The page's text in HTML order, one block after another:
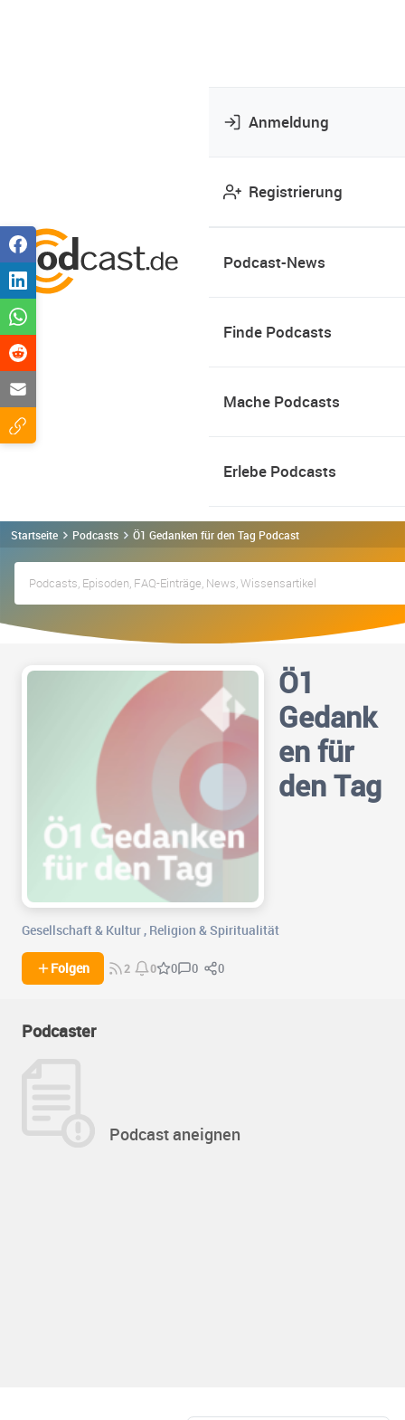
Anmeldung
Registrierung
Podcast-News
Finde Podcasts
Mache Podcasts
Erlebe Podcasts
Startseite Podcasts Ö1 Gedanken für den Tag Podcast
Ö1
Gedank
en für
den Tag
Gesellschaft & Kultur , Religion & Spiritualität
Folgen 2 0 0 0 0
Podcaster
Podcast aneignen